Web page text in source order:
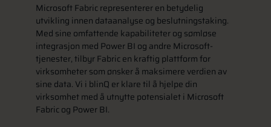
Microsoft Fabric representerer en betydelig
utvikling innen dataanalyse og beslutningstaking.
Med sine omfattende kapabiliteter og sømløse
integrasjon med Power BI og andre Microsoft-
tjenester, tilbyr Fabric en kraftig plattform for
virksomheter som ønsker å maksimere verdien av
sine data. Vi i blinQ er klare til å hjelpe din
virksomhet med å utnytte potensialet i Microsoft
Fabric og Power BI.